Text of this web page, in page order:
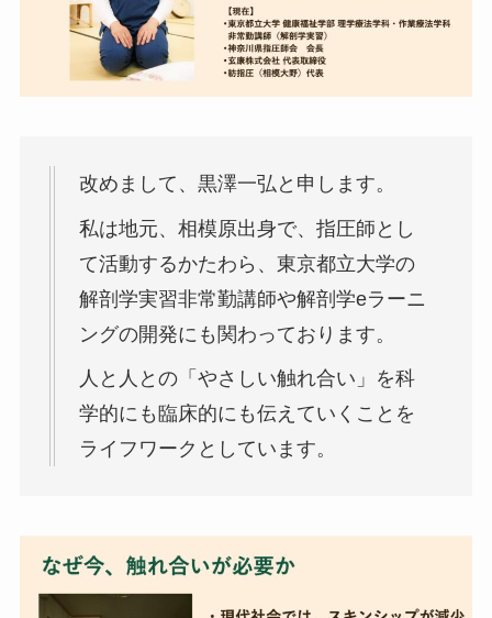
改めまして、黒澤一弘と申します。
私は地元、相模原出身で、指圧師とし
て活動するかたわら、東京都立大学の
解剖学実習非常勤講師や解剖学eラーニ
ングの開発にも関わっております。
人と人との「やさしい触れ合い」を科
学的にも臨床的にも伝えていくことを
ライフワークとしています。